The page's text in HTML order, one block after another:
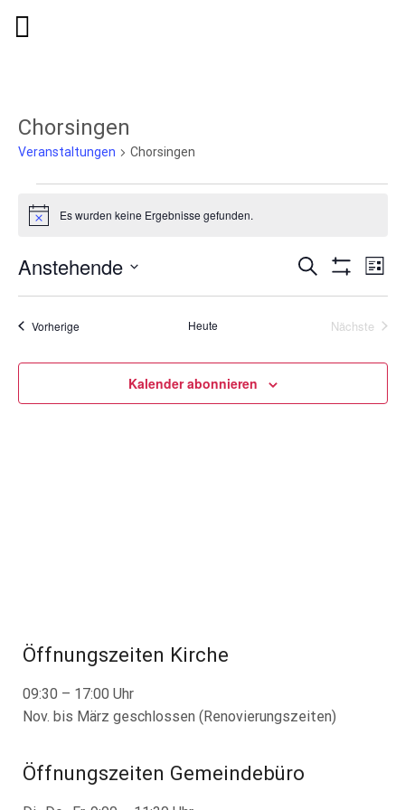
Chorsingen
Veranstaltungen Chorsingen
HinweisEs wurden keine Ergebnisse gefunden.
Ansichten,
Navigation
Suche
Anzeigen
Liste
Anstehende
VorherigeVeranstaltungen Heute
Nächste
Kalender abonnieren
Öffnungszeiten Kirche
09:30 – 17:00 Uhr
Nov. bis März geschlossen (Renovierungszeiten)
Öffnungszeiten Gemeindebüro